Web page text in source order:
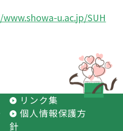
u.ac.jp/SUH
リンク集
個人情報保護方
針